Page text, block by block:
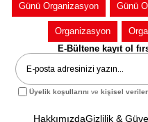
Günü Organizasyon Günü
Organizasyon
E-Bültene kayıt ol
Üyelik koşullarını vekişisel
HakkımızdaGizlilik &